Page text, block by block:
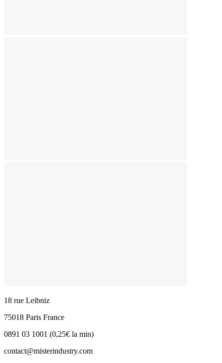
18 rue Leibniz
75018 Paris France
0891 03 1001 (0,25€ la min)
contact@misterindustry.com